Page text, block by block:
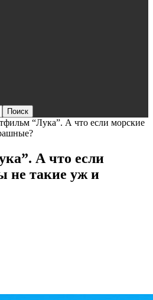
“Лука”. А что если морские
А что если
не такие уж и